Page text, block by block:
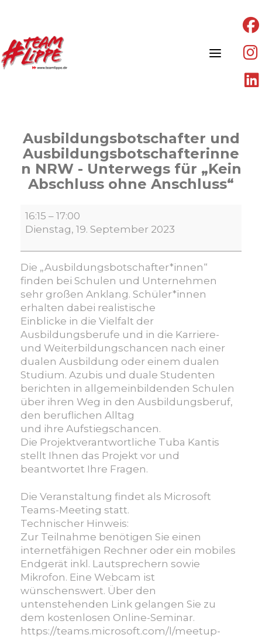
Ausbildungsbotschafter und
Ausbildungsbotschafterinne
n NRW - Unterwegs für „Kein
Abschluss ohne Anschluss“
Ausbildungsbotschafter
und
Ausbildungsbotschafterinnen
NRW
-
Unterwegs
für
„Kein
Abschluss
ohne
Anschluss“
16:15 – 17:00
Dienstag, 19. September 2023
Die „Ausbildungsbotschafter*innen“
finden bei Schulen und Unternehmen
sehr großen Anklang. Schüler*innen
erhalten dabei realistische
Einblicke in die Vielfalt der
Ausbildungsberufe und in die Karriere-
und Weiterbildungschancen nach einer
dualen Ausbildung oder einem dualen
Studium. Azubis und duale Studenten
berichten in allgemeinbildenden Schulen
über ihren Weg in den Ausbildungsberuf,
den beruflichen Alltag
und ihre Aufstiegschancen.
Die Projektverantwortliche Tuba Kantis
stellt Ihnen das Projekt vor und
beantwortet Ihre Fragen.
Die Veranstaltung findet als Microsoft
Teams-Meeting statt.
Technischer Hinweis:
Zur Teilnahme benötigen Sie einen
internetfähigen Rechner oder ein mobiles
Endgerät inkl. Lautsprechern sowie
Mikrofon. Eine Webcam ist
wünschenswert. Über den
untenstehenden Link gelangen Sie zu
dem kostenlosen Online-Seminar.
https://teams.microsoft.com/l/meetup-